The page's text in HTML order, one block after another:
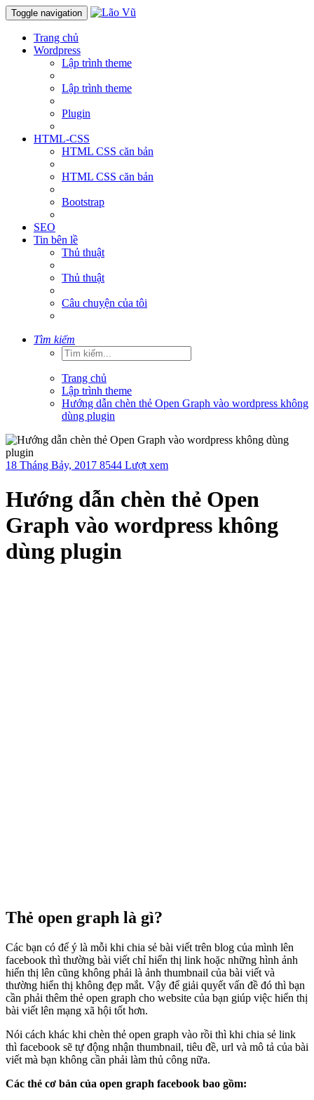
Toggle navigation
Trang chủ
Wordpress
Lập trình theme
Lập trình theme
Plugin
HTML-CSS
HTML CSS căn bản
HTML CSS căn bản
Bootstrap
SEO
Tin bên lề
Thủ thuật
Thủ thuật
Câu chuyện của tôi
Tìm kiếm
Trang chủ
Lập trình theme
Hướng dẫn chèn thẻ Open Graph vào wordpress không
dùng plugin
18 Tháng Bảy, 2017 8544 Lượt xem
Hướng dẫn chèn thẻ Open
Graph vào wordpress không
dùng plugin
Thẻ open graph là gì?
Các bạn có để ý là mỗi khi chia sẻ bài viết trên blog của mình lên
facebook thì thường bài viết chỉ hiển thị link hoặc những hình ảnh
hiển thị lên cũng không phải là ảnh thumbnail của bài viết và
thường hiển thị không đẹp mắt. Vậy để giải quyết vấn đề đó thì bạn
cần phải thêm thẻ open graph cho website của bạn giúp việc hiển thị
bài viết lên mạng xã hội tốt hơn.
Nói cách khác khi chèn thẻ open graph vào rồi thì khi chia sẻ link
thì facebook sẽ tự động nhận thumbnail, tiêu đề, url và mô tả của bài
viết mà bạn không cần phải làm thủ công nữa.
Các thẻ cơ bản của open graph facebook bao gồm: